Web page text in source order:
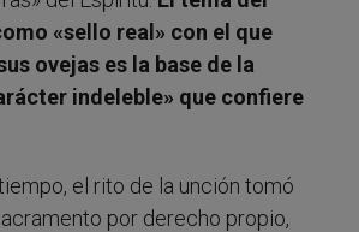
«sello real» con el que
ovejas es la base de la
indeleble» que confiere
el rito de la unción tomó
por derecho propio,